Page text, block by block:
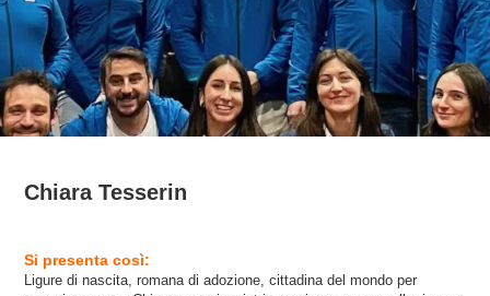
Chiara Tesserin
Si presenta così:
Ligure di nascita, romana di adozione, cittadina del mondo per